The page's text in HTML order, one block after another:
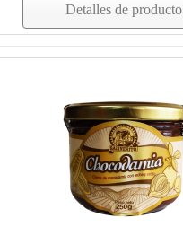
Detalles de producto